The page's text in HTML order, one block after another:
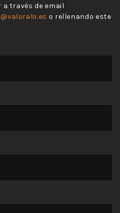
a través de email
o rellenando este